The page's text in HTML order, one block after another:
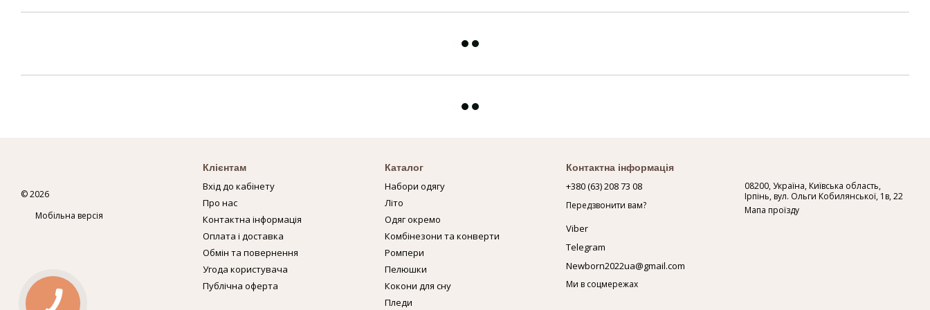
© 2026
Мобільна версія
Клієнтам
Вхід до кабінету
Про нас
Контактна інформація
Оплата і доставка
Обмін та повернення
Угода користувача
Публічна оферта
Каталог
Набори одягу
Літо
Одяг окремо
Комбінезони та конверти
Ромпери
Пелюшки
Кокони для сну
Пледи
Контактна інформація
+380 (63) 208 73 08
Передзвонити вам?
Viber
Telegram
Newborn2022ua@gmail.com
08200, Україна, Київська область,
Ірпінь, вул. Ольги Кобилянської, 1в, 22
Мапа проїзду
Ми в соцмережах